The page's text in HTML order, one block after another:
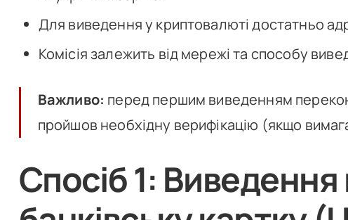
Для виведення у криптовалюті достатньо
Комісія залежить від мережі та способу
Важливо: перед першим виведенням
пройшов необхідну верифікацію (якщо
Спосіб 1: Виведення